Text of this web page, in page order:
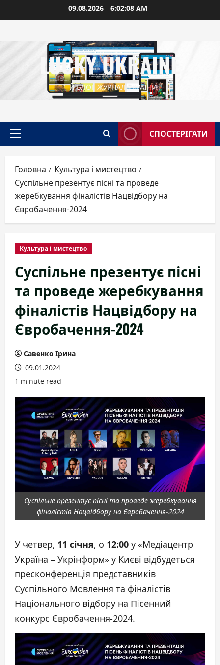
до
09.08.2026 6:02:09 AM
LUCKY UKRAINE
1-Й БЛОГ-ЖУРНАЛ УКРАЇНИ
Головне
СПОСТЕРІГАТИ
Головна
Культура і мистецтво
Суспільне презентує пісні та проведе
жеребкування фіналістів Нацвідбору на
Євробачення-2024
Культура і мистецтво
Суспільне презентує пісні
та проведе жеребкування
фіналістів Нацвідбору на
Євробачення-2024
Савенко Ірина
09.01.2024
1 minute read
Суспільне презентує пісні та проведе жеребкування
фіналістів Нацвідбору на Євробачення-2024
У четвер, 11 січня, о 12:00 у «Медіацентр
Україна – Укрінформ» у Києві відбудеться
пресконференція представників
Суспільного Мовлення та фіналістів
Національного відбору на Пісенний
конкурс Євробачення-2024.